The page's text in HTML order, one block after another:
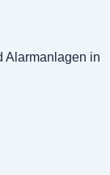
Alarmanlagen in